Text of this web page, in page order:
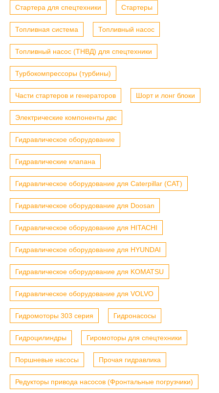
Стартера для спецтехники Стартеры
Топливная система Топливный насос
Топливный насос (ТНВД) для спецтехники
Турбокомпрессоры (турбины)
Части стартеров и генераторов Шорт и лонг блоки
Электрические компоненты двс
Гидравлическое оборудование
Гидравлические клапана
Гидравлическое оборудование для Caterpillar (CAT)
Гидравлическое оборудование для Doosan
Гидравлическое оборудование для HITACHI
Гидравлическое оборудование для HYUNDAI
Гидравлическое оборудование для KOMATSU
Гидравлическое оборудование для VOLVO
Гидромоторы 303 серия Гидронасосы
Гидроцилиндры Гиромоторы для спецтехники
Поршневые насосы Прочая гидравлика
Редукторы привода насосов (Фронтальные погрузчики)